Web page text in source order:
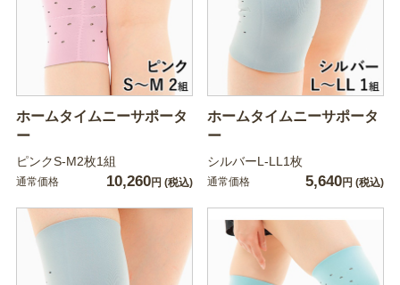
ホームタイムニーサポータ
ー
ピンクS-M2枚1組
通常価格 10,260円 (税込)
ホームタイムニーサポータ
ー
シルバーL-LL1枚
通常価格 5,640円 (税込)